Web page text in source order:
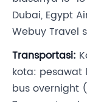
Dubai, Egypt
Webuy Travel
Transportasi:
kota: pesawat
bus overnight